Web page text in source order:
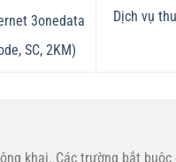
3onedata
SC, 2KM)
Dịch vụ
khai. Các trường bắt buộc